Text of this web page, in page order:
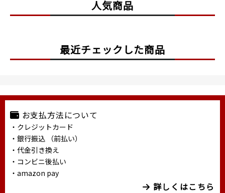
人気商品
最近チェックした商品
お支払方法について
・クレジットカード
・銀行振込 （前払い）
・代金引き換え
・コンビニ後払い
・amazon pay
詳しくはこちら